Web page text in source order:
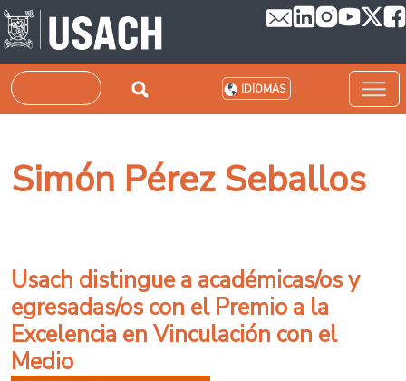
Pasar al contenido principal
Buscar IDIOMAS
Simón Pérez Seballos
Usach distingue a académicas/os y
egresadas/os con el Premio a la
Excelencia en Vinculación con el
Medio